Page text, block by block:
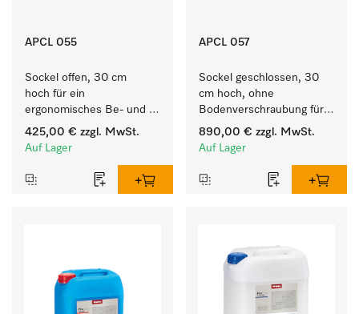
APCL 055
Sockel offen, 30 cm
hoch für ein
ergonomisches Be- und
Entladen von
Waschmaschine und
425,00 € zzgl. MwSt.
Auf Lager
APCL 057
Sockel geschlossen, 30
cm hoch, ohne
Bodenverschraubung für
ein ergonomisches Be-
und Entladen von
Trockner.
890,00 € zzgl. MwSt.
Auf Lager